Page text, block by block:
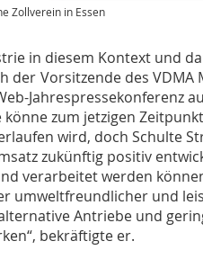
Zollverein in Essen
in diesem Kontext und
Vorsitzende des VDMA
Jahrespressekonferenz
zum jetzigen
wird, doch Schulte
zukünftig positiv
verarbeitet werden
umweltfreundlicher und
Antriebe und
bekräftigte er.